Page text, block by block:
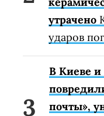
утрачено
ударов
В Киеве и
почты»,